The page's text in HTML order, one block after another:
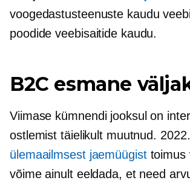
voogedastusteenuste kaudu
poodide veebisaitide kaudu.
B2C esmane
Viimase kümnendi jooksul on
ostlemist täielikult muutnud.
ülemaailmsest jaemüügisttoimus
võime ainult eeldada, et need